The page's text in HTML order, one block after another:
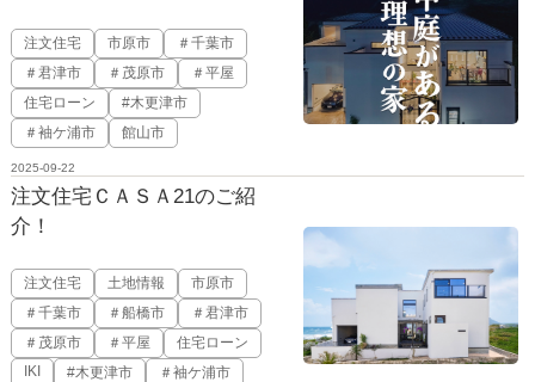
注文住宅 市原市
＃千葉市
＃君津市
＃茂原市
＃平屋
住宅ローン
#木更津市
＃袖ケ浦市
館山市
2025-09-22
注文住宅ＣＡＳＡ21のご紹
介！
注文住宅 土地情報
市原市
＃千葉市
＃船橋市
＃君津市
＃茂原市
＃平屋
住宅ローン
IKI
#木更津市 ＃袖ケ浦市